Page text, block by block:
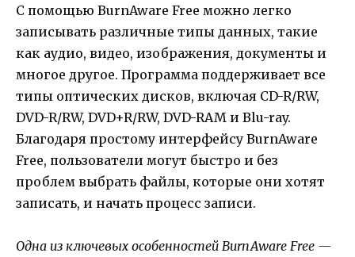
С помощью BurnAware Free можно легко
записывать различные типы данных, такие
как аудио, видео, изображения, документы и
многое другое. Программа поддерживает все
типы оптических дисков, включая CD-R/RW,
DVD-R/RW, DVD+R/RW, DVD-RAM и Blu-ray.
Благодаря простому интерфейсу BurnAware
Free, пользователи могут быстро и без
проблем выбрать файлы, которые они хотят
записать, и начать процесс записи.
Одна из ключевых особенностей BurnAware Free —